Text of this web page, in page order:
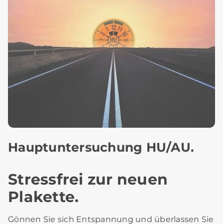
Hauptuntersuchung HU/AU.
Stressfrei zur neuen
Plakette.
Gönnen Sie sich Entspannung und überlassen Sie